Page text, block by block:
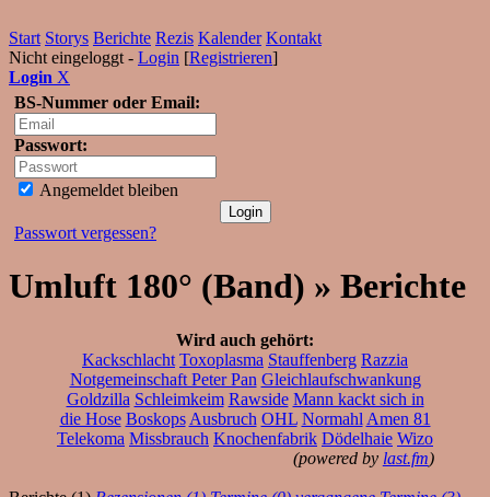
Start Storys Berichte Rezis Kalender Kontakt
Nicht eingeloggt - Login [Registrieren]
Login X
BS-Nummer oder Email:
Passwort:
Angemeldet bleiben
Passwort vergessen?
Umluft 180° (Band) » Berichte
Wird auch gehört:
Kackschlacht Toxoplasma Stauffenberg Razzia
Notgemeinschaft Peter Pan Gleichlaufschwankung
Goldzilla Schleimkeim Rawside Mann kackt sich in
die Hose Boskops Ausbruch OHL Normahl Amen 81
Telekoma Missbrauch Knochenfabrik Dödelhaie Wizo
(powered by last.fm)